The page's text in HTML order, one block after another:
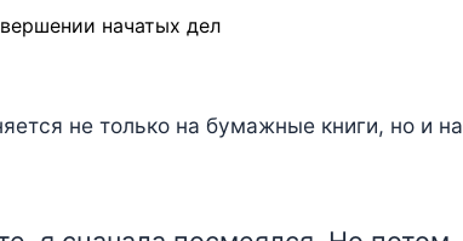
начатых дел
не только на бумажные книги, но и на